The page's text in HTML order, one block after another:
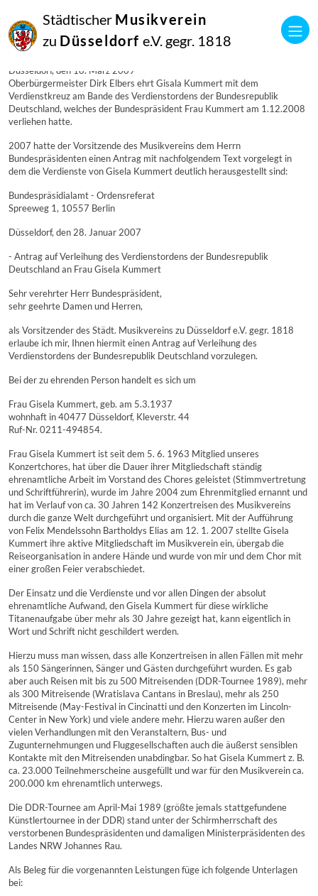
Städtischer Musikverein
zu Düsseldorf e.V. gegr. 1818
März
2009
Manfred Hill
Düsseldorf, den 18. März 2009
Oberbürgermeister Dirk Elbers ehrt Gisala Kummert mit dem
Verdienstkreuz am Bande des Verdienstordens der Bundesrepublik
Deutschland, welches der Bundespräsident Frau Kummert am 1.12.2008
verliehen hatte.
2007 hatte der Vorsitzende des Musikvereins dem Herrn
Bundespräsidenten einen Antrag mit nachfolgendem Text vorgelegt in
dem die Verdienste von Gisela Kummert deutlich herausgestellt sind:
Bundespräsidialamt - Ordensreferat
Spreeweg 1, 10557 Berlin
Düsseldorf, den 28. Januar 2007
- Antrag auf Verleihung des Verdienstordens der Bundesrepublik
Deutschland an Frau Gisela Kummert
Sehr verehrter Herr Bundespräsident,
sehr geehrte Damen und Herren,
als Vorsitzender des Städt. Musikvereins zu Düsseldorf e.V. gegr. 1818
erlaube ich mir, Ihnen hiermit einen Antrag auf Verleihung des
Verdienstordens der Bundesrepublik Deutschland vorzulegen.
Bei der zu ehrenden Person handelt es sich um
Frau Gisela Kummert, geb. am 5.3.1937
wohnhaft in 40477 Düsseldorf, Kleverstr. 44
Ruf-Nr. 0211-494854.
Frau Gisela Kummert ist seit dem 5. 6. 1963 Mitglied unseres
Konzertchores, hat über die Dauer ihrer Mitgliedschaft ständig
ehrenamtliche Arbeit im Vorstand des Chores geleistet (Stimmvertretung
und Schriftführerin), wurde im Jahre 2004 zum Ehrenmitglied ernannt und
hat im Verlauf von ca. 30 Jahren 142 Konzertreisen des Musikvereins
durch die ganze Welt durchgeführt und organisiert. Mit der Aufführung
von Felix Mendelssohn Bartholdys Elias am 12. 1. 2007 stellte Gisela
Kummert ihre aktive Mitgliedschaft im Musikverein ein, übergab die
Reiseorganisation in andere Hände und wurde von mir und dem Chor mit
einer großen Feier verabschiedet.
Der Einsatz und die Verdienste und vor allen Dingen der absolut
ehrenamtliche Aufwand, den Gisela Kummert für diese wirkliche
Titanenaufgabe über mehr als 30 Jahre gezeigt hat, kann eigentlich in
Wort und Schrift nicht geschildert werden.
Hierzu muss man wissen, dass alle Konzertreisen in allen Fällen mit mehr
als 150 Sängerinnen, Sänger und Gästen durchgeführt wurden. Es gab
aber auch Reisen mit bis zu 500 Mitreisenden (DDR-Tournee 1989), mehr
als 300 Mitreisende (Wratislava Cantans in Breslau), mehr als 250
Mitreisende (May-Festival in Cincinatti und den Konzerten im Lincoln-
Center in New York) und viele andere mehr. Hierzu waren außer den
vielen Verhandlungen mit den Veranstaltern, Bus- und
Zugunternehmungen und Fluggesellschaften auch die äußerst sensiblen
Kontakte mit den Mitreisenden unabdingbar. So hat Gisela Kummert z. B.
ca. 23.000 Teilnehmerscheine ausgefüllt und war für den Musikverein ca.
200.000 km ehrenamtlich unterwegs.
Die DDR-Tournee am April-Mai 1989 (größte jemals stattgefundene
Künstlertournee in der DDR) stand unter der Schirmherrschaft des
verstorbenen Bundespräsidenten und damaligen Ministerpräsidenten des
Landes NRW Johannes Rau.
Als Beleg für die vorgenannten Leistungen füge ich folgende Unterlagen
bei: